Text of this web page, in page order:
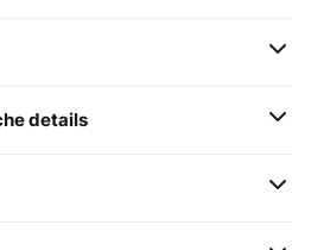
details